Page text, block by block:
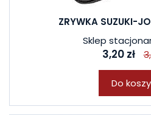
ZRYWKA SUZUKI-
Sklep
3,20 zł
Do